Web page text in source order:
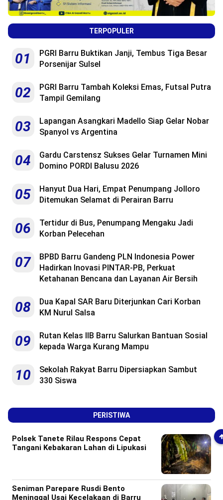
TERPOPULER
01
PGRI Barru Buktikan Janji, Tembus Tiga Besar
Porsenijar Sulsel
02
PGRI Barru Tambah Koleksi Emas, Futsal Putra
Tampil Gemilang
03
Lapangan Asangkari Madello Siap Gelar Nobar
Spanyol vs Argentina
04
Gardu Carstensz Sukses Gelar Turnamen Mini
Domino PORDI Balusu 2026
05
Hanyut Dua Hari, Empat Penumpang Jolloro
Ditemukan Selamat di Perairan Barru
06
Tertidur di Bus, Penumpang Mengaku Jadi
Korban Pelecehan
07
BPBD Barru Gandeng PLN Indonesia Power
Hadirkan Inovasi PINTAR-PB, Perkuat
Ketahanan Bencana dan Layanan Air Bersih
08
Dua Kapal SAR Baru Diterjunkan Cari Korban
KM Nurul Salsa
09
Rutan Kelas IIB Barru Salurkan Bantuan Sosial
kepada Warga Kurang Mampu
10
Sekolah Rakyat Barru Dipersiapkan Sambut
330 Siswa
PERISTIWA
Polsek Tanete Rilau Respons Cepat
Tangani Kebakaran Lahan di Lipukasi
Seniman Parepare Rusdi Bento
Meninggal Usai Kecelakaan di Barru